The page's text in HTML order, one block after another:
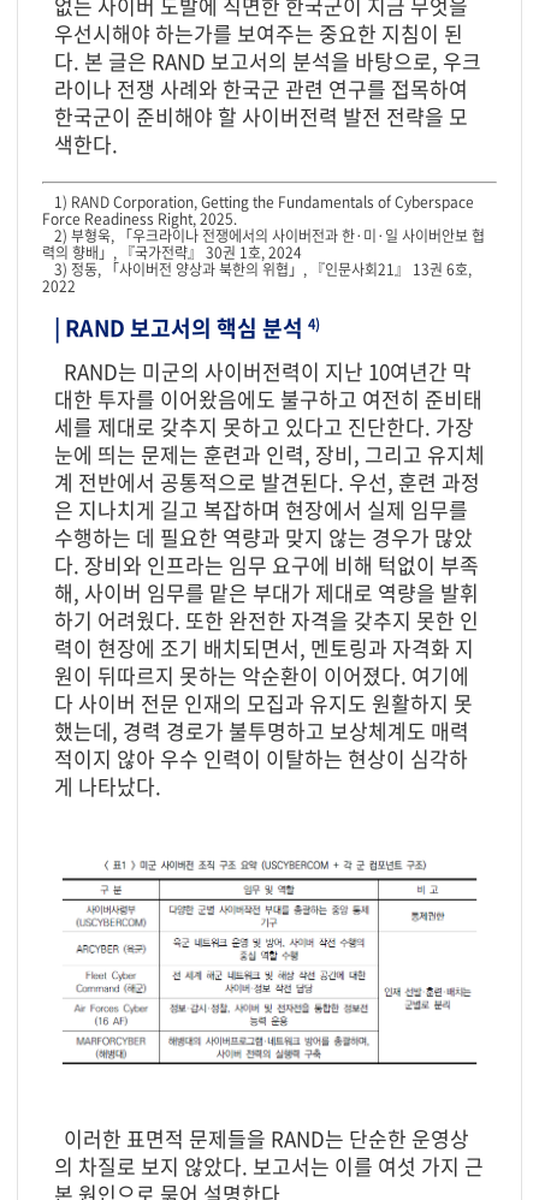
우선시해야 하는가를 보여주는 중요한 지침이 된
다. 본 글은 RAND 보고서의 분석을 바탕으로, 우크
라이나 전쟁 사례와 한국군 관련 연구를 접목하여
한국군이 준비해야 할 사이버전력 발전 전략을 모
색한다.
1) RAND Corporation, Getting the Fundamentals of Cyberspace
Force Readiness Right, 2025.
2) 부형욱, 「우크라이나 전쟁에서의 사이버전과 한·미·일 사이버안보 협
력의 향배」, 『국가전략』 30권 1호, 2024
3) 정동, 「사이버전 양상과 북한의 위협」, 『인문사회21』 13권 6호,
2022
| RAND 보고서의 핵심 분석 4)
RAND는 미군의 사이버전력이 지난 10여년간 막
대한 투자를 이어왔음에도 불구하고 여전히 준비태
세를 제대로 갖추지 못하고 있다고 진단한다. 가장
눈에 띄는 문제는 훈련과 인력, 장비, 그리고 유지체
계 전반에서 공통적으로 발견된다. 우선, 훈련 과정
은 지나치게 길고 복잡하며 현장에서 실제 임무를
수행하는 데 필요한 역량과 맞지 않는 경우가 많았
다. 장비와 인프라는 임무 요구에 비해 턱없이 부족
해, 사이버 임무를 맡은 부대가 제대로 역량을 발휘
하기 어려웠다. 또한 완전한 자격을 갖추지 못한 인
력이 현장에 조기 배치되면서, 멘토링과 자격화 지
원이 뒤따르지 못하는 악순환이 이어졌다. 여기에
다 사이버 전문 인재의 모집과 유지도 원활하지 못
했는데, 경력 경로가 불투명하고 보상체계도 매력
적이지 않아 우수 인력이 이탈하는 현상이 심각하
게 나타났다.
이러한 표면적 문제들을 RAND는 단순한 운영상
의 차질로 보지 않았다. 보고서는 이를 여섯 가지 근
본 원인으로 묶어 설명한다.